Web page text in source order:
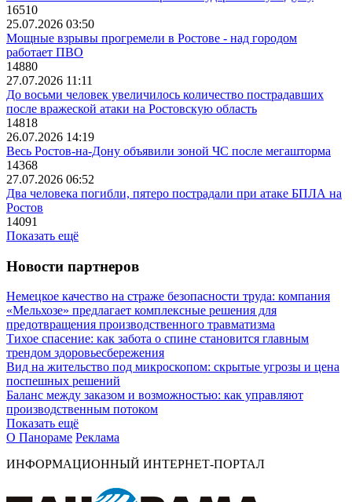
16510
25.07.2026 03:50
Мощные взрывы прогремели в Ростове - над городом
работает ПВО
14880
27.07.2026 11:11
До восьми человек увеличилось количество пострадавших
после вражеской атаки на Ростовскую область
14818
26.07.2026 14:19
Весь Ростов-на-Дону объявили зоной ЧС после мегашторма
14368
27.07.2026 06:52
Два человека погибли, пятеро пострадали при атаке БПЛА на
Ростов
14091
Показать ещё
Новости партнеров
Немецкое качество на страже безопасности труда: компания
«Мельхозе» предлагает комплексные решения для
предотвращения производственного травматизма
Тихое спасение: как забота о спине становится главным
трендом здоровьесбережения
Вид на жительство под микроскопом: скрытые угрозы и цена
поспешных решений
Баланс между заказом и возможностью: как управляют
производственным потоком
Показать ещё
О Панораме Реклама
ИНФОРМАЦИОННЫЙ ИНТЕРНЕТ-ПОРТАЛ